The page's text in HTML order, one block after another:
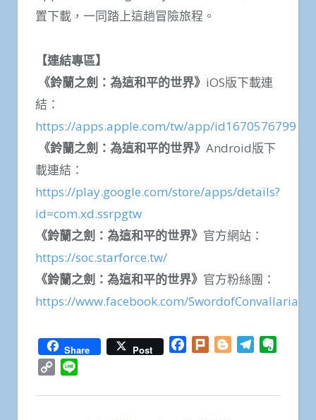
置下載，一同踏上這趟冒險旅程。
【連結專區】
《鈴蘭之劍：為這和平的世界》 iOS版下載連
結：
https://apps.apple.com/tw/app/id1670576799
《鈴蘭之劍：為這和平的世界》 Android版下
載連結：
https://play.google.com/store/apps/details?
id=com.xd.ssrpgtw
《鈴蘭之劍：為這和平的世界》 官方網站：
https://soc.starforce.tw/
《鈴蘭之劍：為這和平的世界》 官方粉絲團：
https://www.facebook.com/
Share Post Facebook
Plurk BloggerTelegram
Copy